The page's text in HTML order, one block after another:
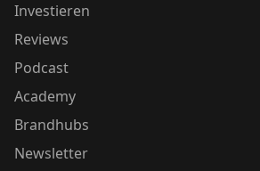
Investieren
Reviews
Podcast
Academy
Brandhubs
Newsletter